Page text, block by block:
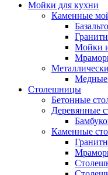
Мойки для кухни
Каменные
Мойки
Столешницы
Бетонные
Деревянные
Каменные